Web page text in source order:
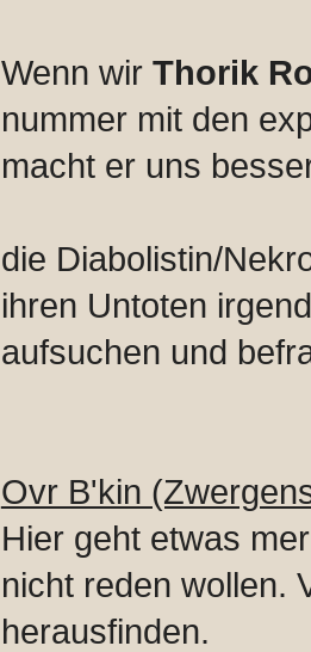
Wenn wir Thorik
nummer mit den
macht er uns
die Diabolistin/
ihren Untoten
aufsuchen und
Ovr B'kin
Hier geht etwas
nicht reden wollen.
herausfinden.